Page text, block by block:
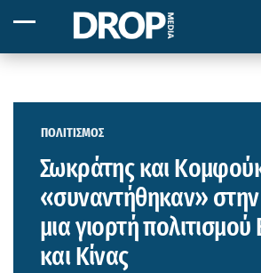
ΠΟΛΙΤΙΣΜΟΣ
Σωκράτης και
«συναντήθηκαν»
μια γιορτή
και Κίνας